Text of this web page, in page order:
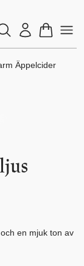
Äppelcider
en mjuk ton av